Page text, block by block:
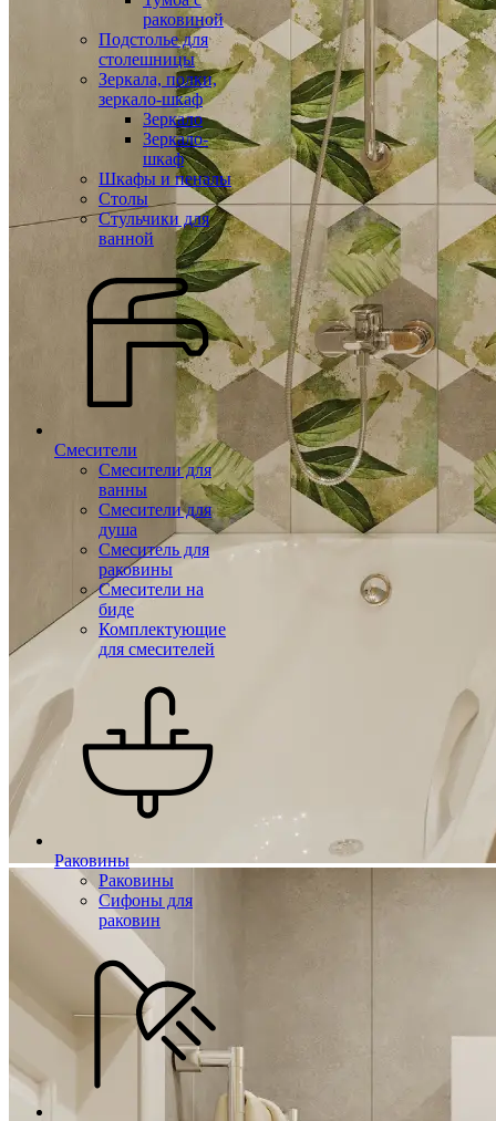
раковиной
Подстолье для
столешницы
Зеркала, полки,
зеркало-шкаф
Зеркало
Зеркало-
шкаф
Шкафы и пеналы
Столы
Стульчики для
ванной
Смесители
Смесители для
ванны
Смесители для
душа
Смеситель для
раковины
Смесители на
биде
Комплектующие
для смесителей
Раковины
Раковины
Сифоны для
раковин